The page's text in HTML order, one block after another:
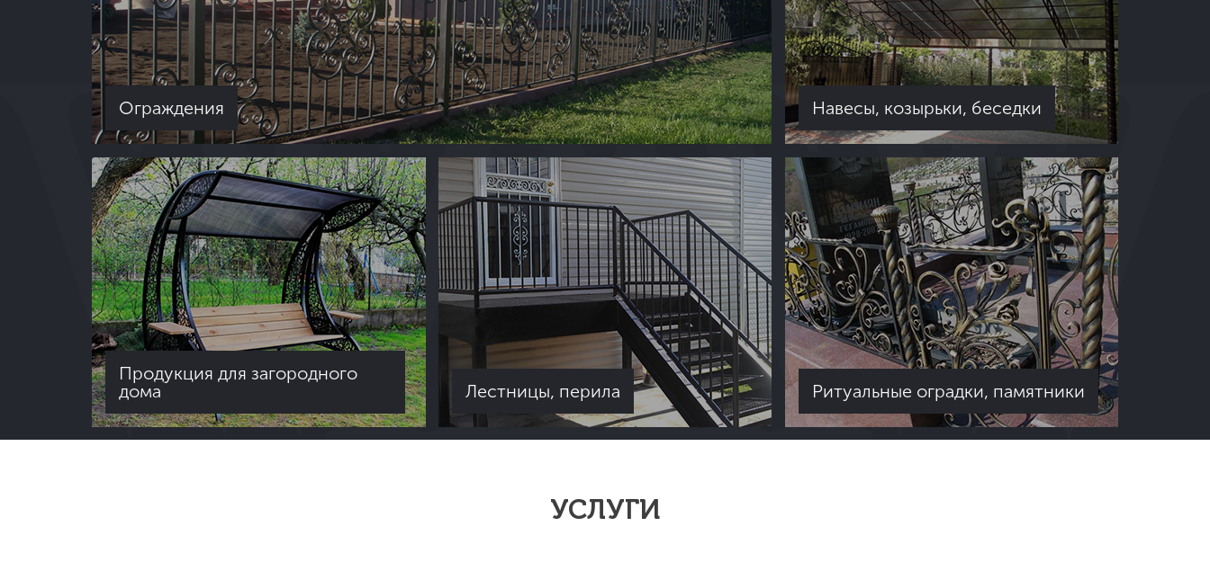
Ограждения Навесы, козырьки, беседки
Продукция для загородного
дома
Лестницы, перила Ритуальные оградки, памятники
УСЛУГИ